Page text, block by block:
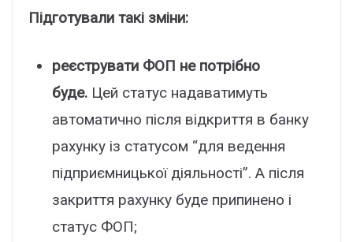
Підготували такі зміни:
реєструвати ФОП не потрібно
буде. Цей статус надаватимуть
автоматично після відкриття в банку
рахунку із статусом “для ведення
підприємницької діяльності”. А після
закриття рахунку буде припинено і
статус ФОП;